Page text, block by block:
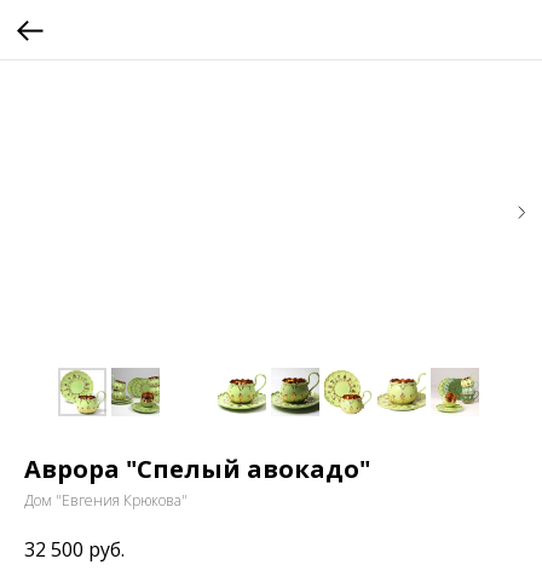
Аврора "Спелый авокадо"
Дом "Евгения Крюкова"
32 500 руб.